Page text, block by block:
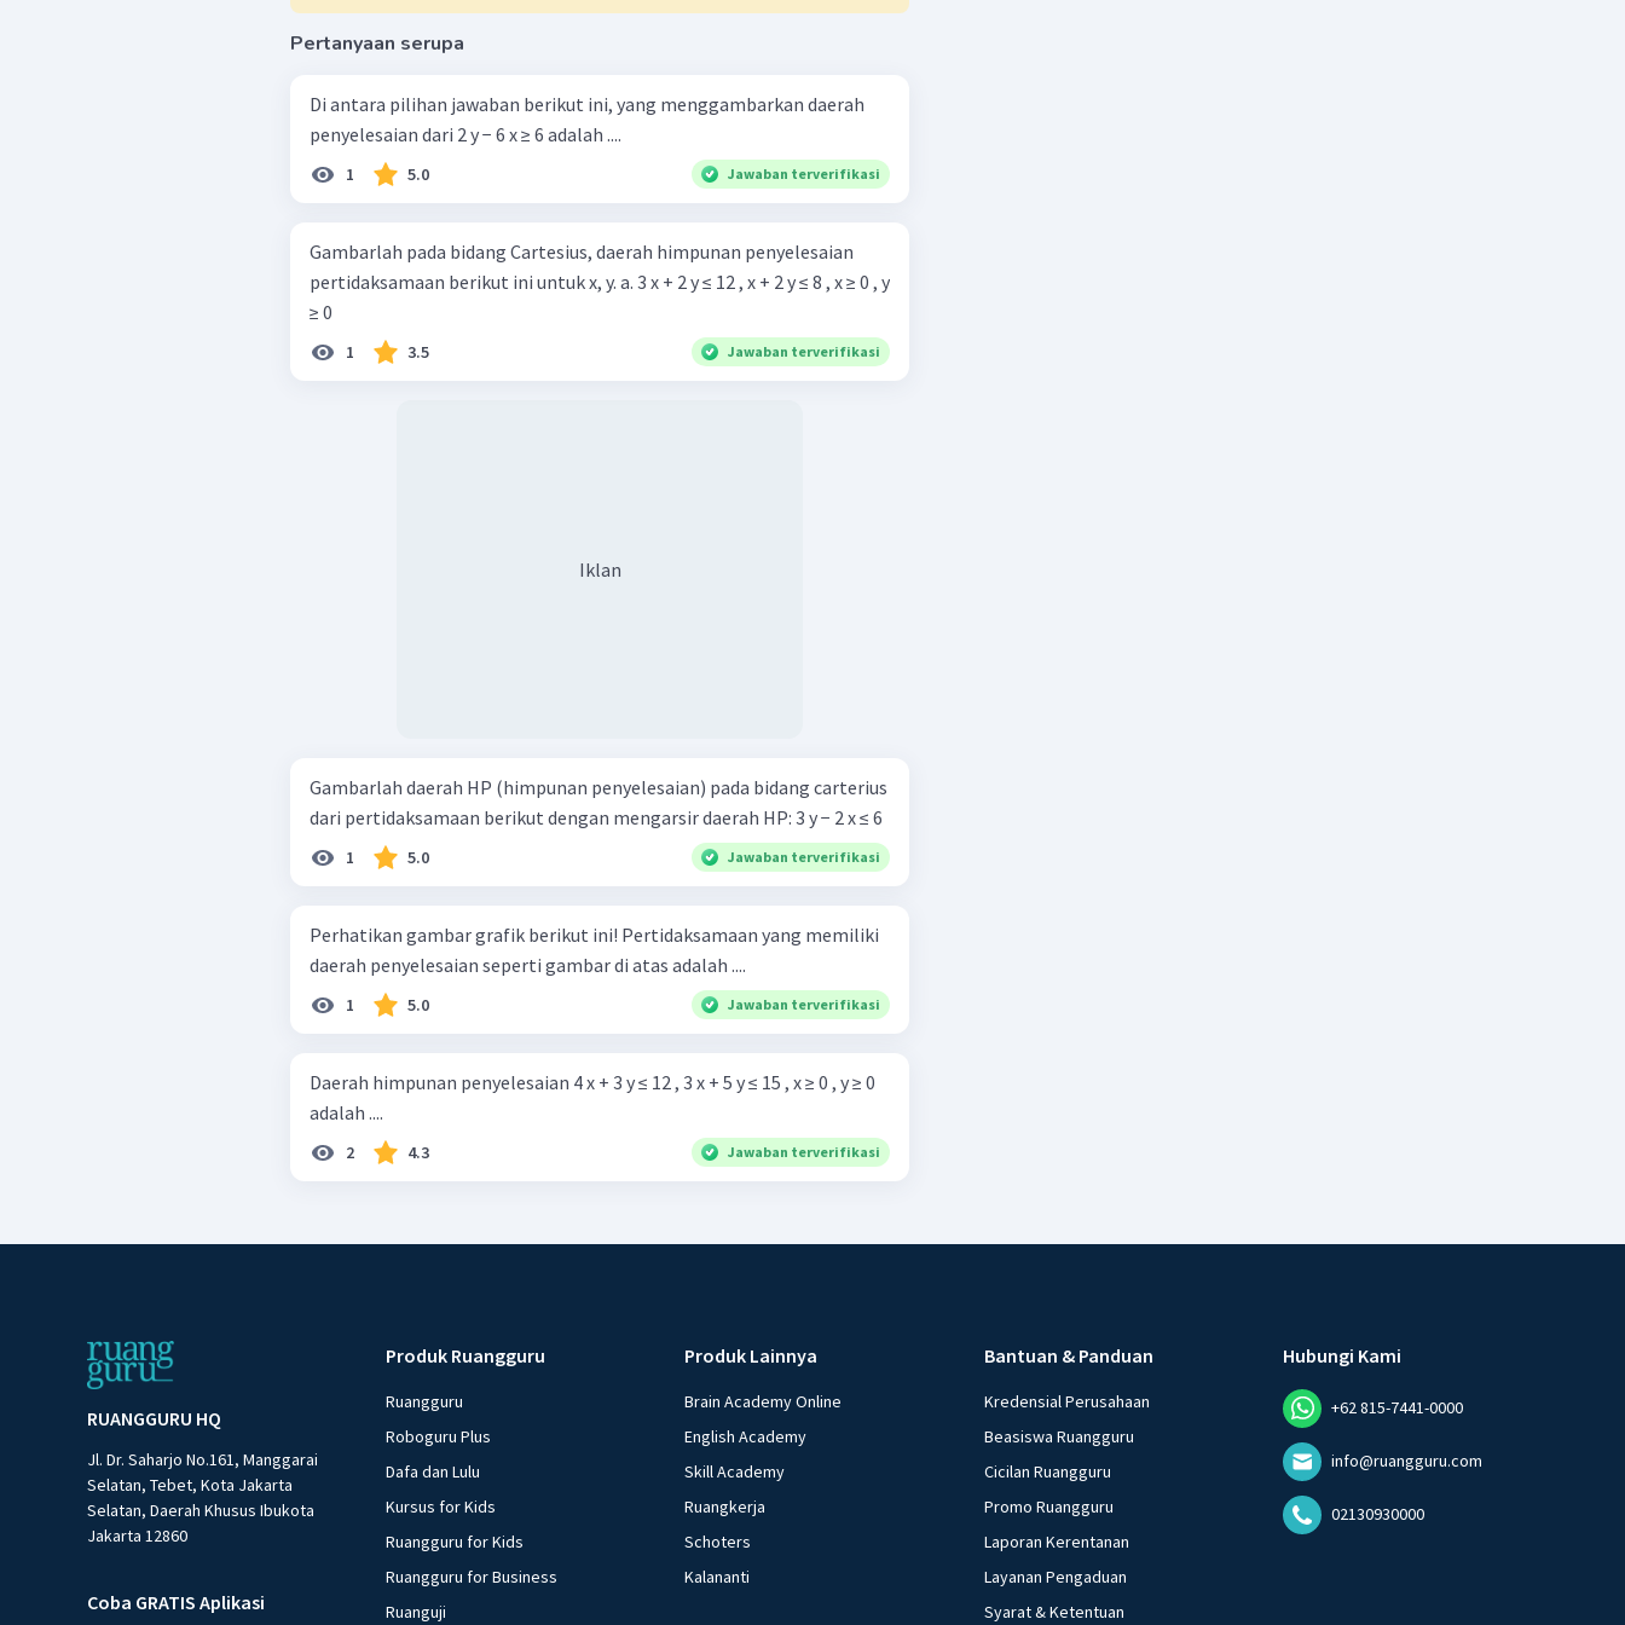
Pertanyaan serupa
Di antara pilihan jawaban berikut ini, yang menggambarkan daerah
penyelesaian dari 2 y − 6 x ≥ 6 adalah ....
1 5.0 Jawaban terverifikasi
Gambarlah pada bidang Cartesius, daerah himpunan penyelesaian
pertidaksamaan berikut ini untuk x, y. a. 3 x + 2 y ≤ 12 , x + 2 y ≤ 8 , x ≥ 0 , y
≥ 0
1 3.5 Jawaban terverifikasi
Iklan
Gambarlah daerah HP (himpunan penyelesaian) pada bidang carterius
dari pertidaksamaan berikut dengan mengarsir daerah HP: 3 y − 2 x ≤ 6
1 5.0 Jawaban terverifikasi
Perhatikan gambar grafik berikut ini! Pertidaksamaan yang memiliki
daerah penyelesaian seperti gambar di atas adalah ....
1 5.0 Jawaban terverifikasi
Daerah himpunan penyelesaian 4 x + 3 y ≤ 12 , 3 x + 5 y ≤ 15 , x ≥ 0 , y ≥ 0
adalah ....
2 4.3 Jawaban terverifikasi
RUANGGURU HQ
Jl. Dr. Saharjo No.161, Manggarai
Selatan, Tebet, Kota Jakarta
Selatan, Daerah Khusus Ibukota
Jakarta 12860
Coba GRATIS Aplikasi
Produk Ruangguru
Ruangguru
Roboguru Plus
Dafa dan Lulu
Kursus for Kids
Ruangguru for Kids
Ruangguru for Business
Ruanguji
Produk Lainnya
Brain Academy Online
English Academy
Skill Academy
Ruangkerja
Schoters
Kalananti
Bantuan & Panduan
Kredensial Perusahaan
Beasiswa Ruangguru
Cicilan Ruangguru
Promo Ruangguru
Laporan Kerentanan
Layanan Pengaduan
Syarat & Ketentuan
Hubungi Kami
+62 815-7441-0000
info@ruangguru.com
02130930000